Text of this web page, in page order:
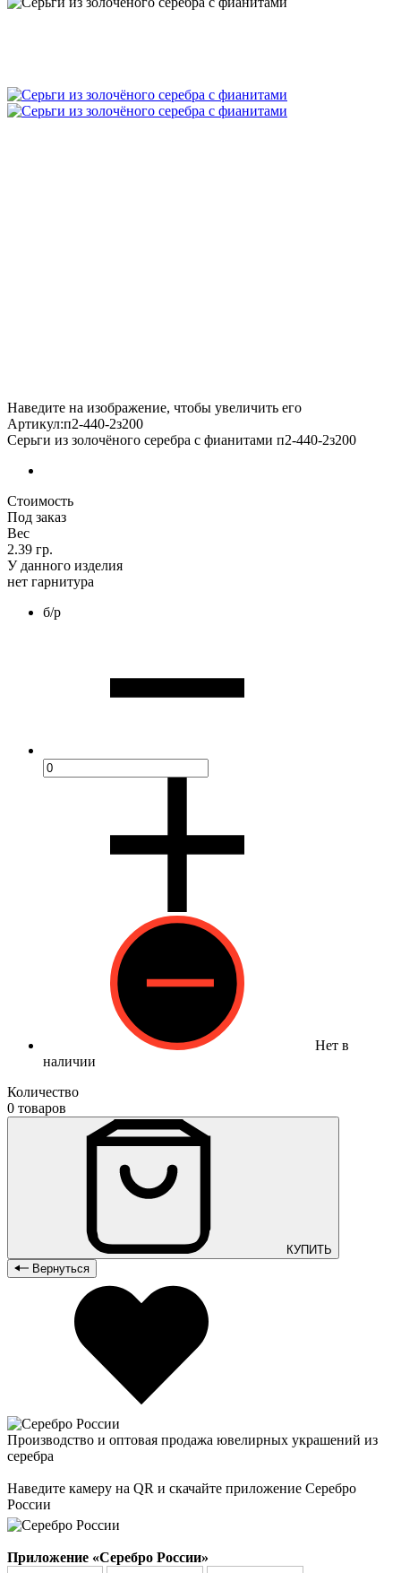
Наведите на изображение, чтобы увеличить его
Артикул:п2-440-2з200
Серьги из золочёного серебра с фианитами п2-440-2з200
Стоимость
Под заказ
Вес
2.39 гр.
У данного изделия
нет гарнитура
б/р
Нет в
наличии
Количество
0 товаров
КУПИТЬ
Вернуться
Производство и оптовая продажа ювелирных украшений из
серебра
Наведите камеру на QR и скачайте приложение Серебро
России
Приложение «Серебро России»